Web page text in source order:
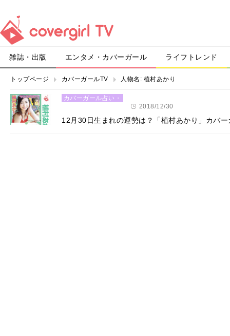
雑誌・出版 エンタメ・カバーガール ライフトレンド
トップページ カバーガールTV 人物名: 植村あかり
カバーガール占い・
2018/12/30
12月30日生まれの運勢は？「植村あかり」カバ